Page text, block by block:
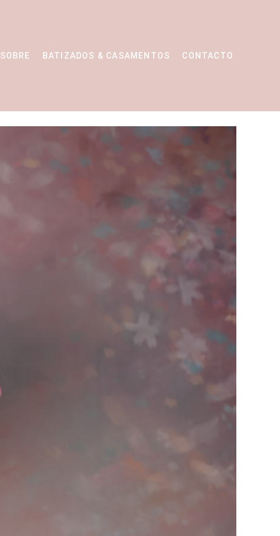
SOBRE BATIZADOS & CASAMENTOS CONTACTO